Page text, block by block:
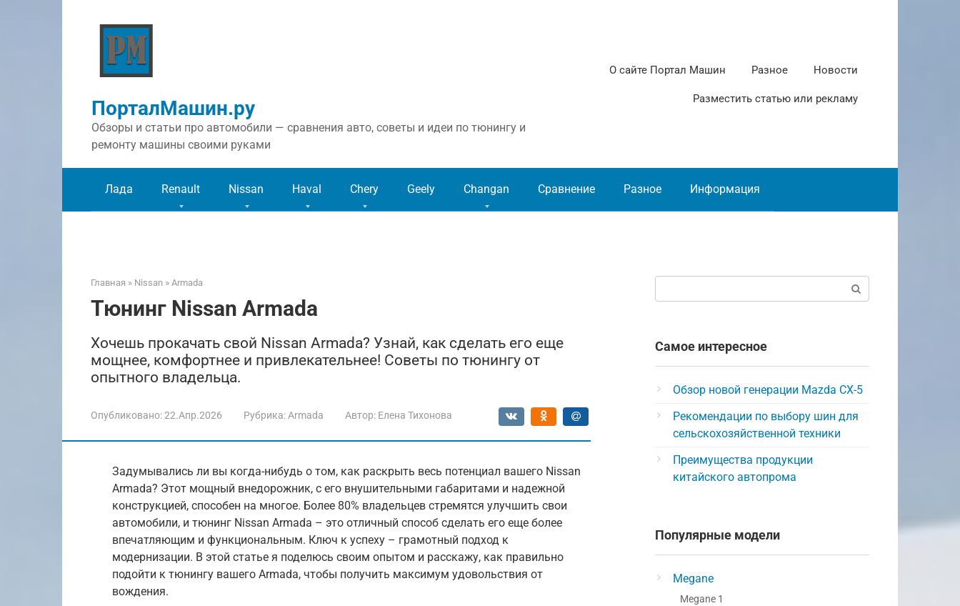
ПорталМашин.ру
Обзоры и статьи про автомобили — сравнения авто, советы и идеи по тюнингу и
ремонту машины своими руками
О сайте Портал Машин Разное Новости
Разместить статью или рекламу
Лада Renault Nissan Haval Chery Geely Changan Сравнение Разное Информация
Главная » Nissan » Armada
Тюнинг Nissan Armada
Хочешь прокачать свой Nissan Armada? Узнай, как сделать его еще
мощнее, комфортнее и привлекательнее! Советы по тюнингу от
опытного владельца.
Опубликовано:22.Апр.2026 Рубрика: Armada Автор: Елена Тихонова
Задумывались ли вы когда-нибудь о том, как раскрыть весь потенциал вашего Nissan
Armada? Этот мощный внедорожник, с его внушительными габаритами и надежной
конструкцией, способен на многое. Более 80% владельцев стремятся улучшить свои
автомобили, и тюнинг Nissan Armada – это отличный способ сделать его еще более
впечатляющим и функциональным. Ключ к успеху – грамотный подход к
модернизации. В этой статье я поделюсь своим опытом и расскажу, как правильно
подойти к тюнингу вашего Armada, чтобы получить максимум удовольствия от
вождения.
Самое интересное
Обзор новой генерации Mazda CX-5
Рекомендации по выбору шин для
сельскохозяйственной техники
Преимущества продукции
китайского автопрома
Популярные модели
Megane
Megane 1